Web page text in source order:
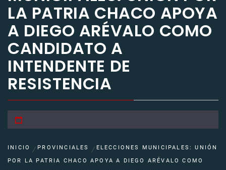
LA PATRIA CHACO APOYA
A DIEGO ARÉVALO COMO
CANDIDATO A
INTENDENTE DE
RESISTENCIA
INICIO PROVINCIALES
ELECCIONES MUNICIPALES: UNIÓN
POR LA PATRIA CHACO APOYA A DIEGO ARÉVALO COMO